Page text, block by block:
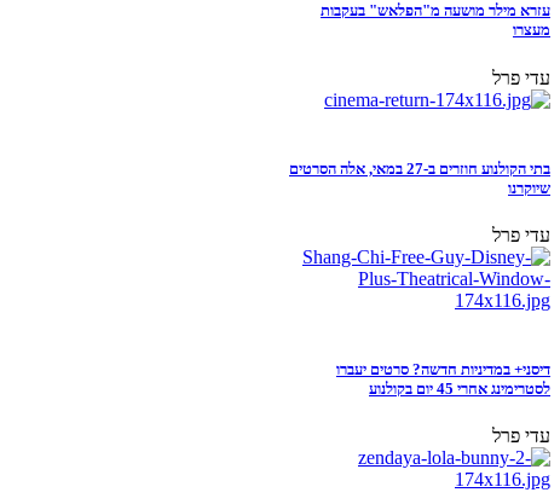
עזרא מילר מושעה מ"הפלאש" בעקבות
מעצרו
עדי פרל
בתי הקולנוע חוזרים ב-27 במאי, אלה הסרטים
שיוקרנו
עדי פרל
דיסני+ במדיניות חדשה? סרטים יעברו
לסטרימינג אחרי 45 יום בקולנוע
עדי פרל